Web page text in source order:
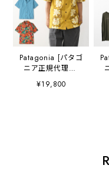
Patagonia [パタゴ
ニア正規代理店]
M's Tidal
Threads Camp
¥19,800